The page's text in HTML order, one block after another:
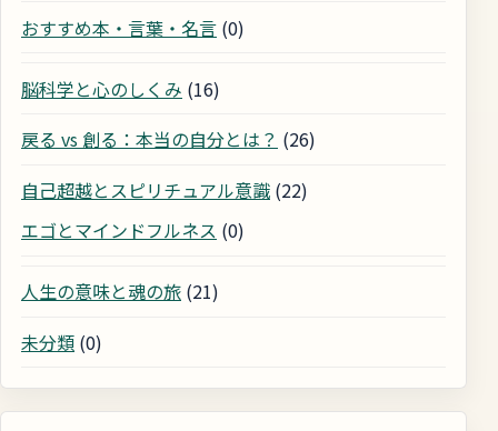
おすすめ本・言葉・名言 (0)
脳科学と心のしくみ (16)
戻る vs 創る：本当の自分とは？ (26)
自己超越とスピリチュアル意識 (22)
エゴとマインドフルネス (0)
人生の意味と魂の旅 (21)
未分類 (0)